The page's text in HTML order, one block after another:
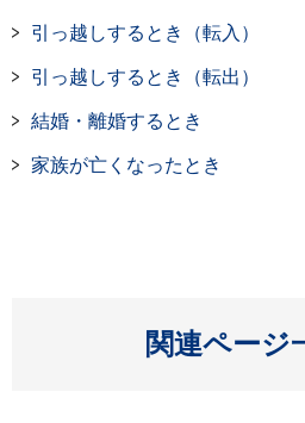
引っ越しするとき（転入）
引っ越しするとき（転出）
結婚・離婚するとき
家族が亡くなったとき
関連ページ
開